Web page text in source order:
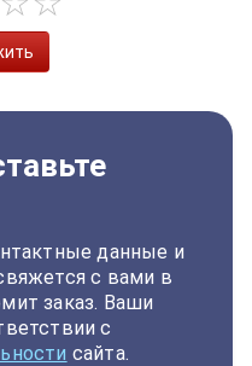
данные и
с вами в
заказ. Ваши
с
сайта.